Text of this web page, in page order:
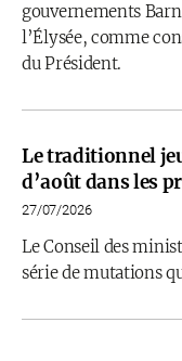
gouvernements
l’Élysée, comme
du Président.
Le traditionnel
d’août dans les
27/07/2026
Le Conseil des
série de mutations